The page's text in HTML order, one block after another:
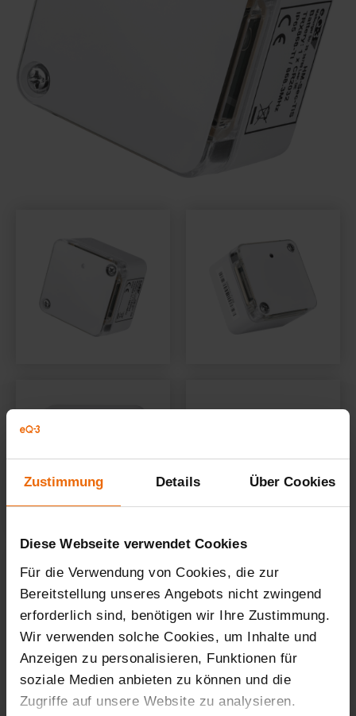
Zustimmung Details Über Cookies
Diese Webseite verwendet Cookies
Für die Verwendung von Cookies, die zur
Bereitstellung unseres Angebots nicht zwingend
erforderlich sind, benötigen wir Ihre Zustimmung.
Wir verwenden solche Cookies, um Inhalte und
Anzeigen zu personalisieren, Funktionen für
soziale Medien anbieten zu können und die
Zugriffe auf unsere Website zu analysieren.